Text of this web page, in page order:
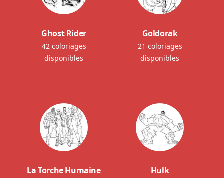
Ghost Rider
42 coloriages
disponibles
Goldorak
21 coloriages
disponibles
La Torche Humaine Hulk